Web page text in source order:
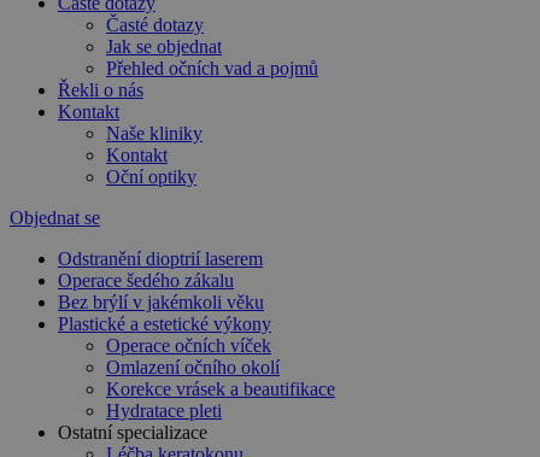
Časté dotazy
Jak se objednat
Přehled očních vad a pojmů
Řekli o nás
Kontakt
Naše kliniky
Kontakt
Oční optiky
Objednat se
Odstranění dioptrií laserem
Operace šedého zákalu
Bez brýlí v jakémkoli věku
Plastické a estetické výkony
Operace očních víček
Omlazení očního okolí
Korekce vrásek a beautifikace
Hydratace pleti
Ostatní specializace